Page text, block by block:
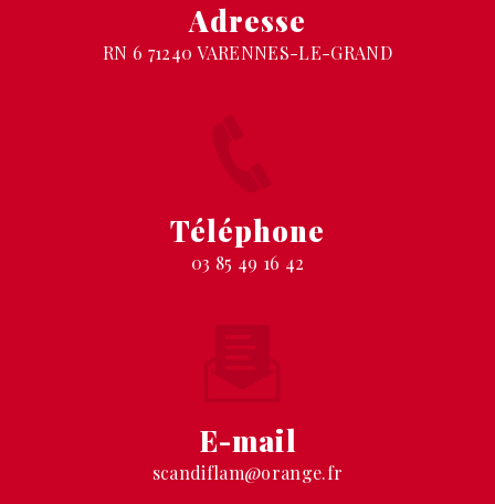
Adresse
RN 6 71240 VARENNES-LE-GRAND
Téléphone
03 85 49 16 42
E-mail
scandiflam@orange.fr